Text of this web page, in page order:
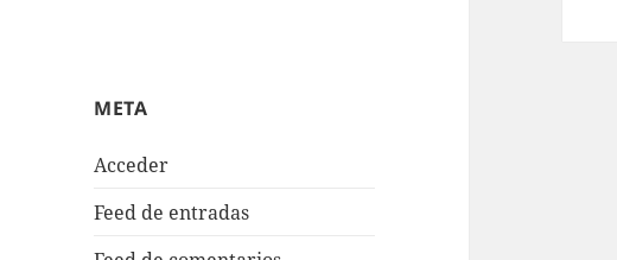
META
Acceder
Feed de entradas